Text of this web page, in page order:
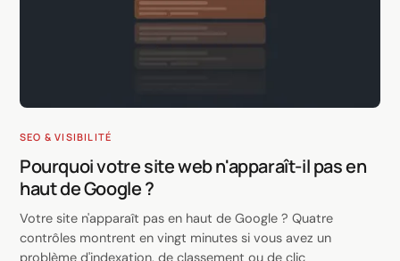
SEO & VISIBILITÉ
Pourquoi votre site web n'apparaît-il pas en
haut de Google ?
Votre site n'apparaît pas en haut de Google ? Quatre
contrôles montrent en vingt minutes si vous avez un
problème d'indexation, de classement ou de clic